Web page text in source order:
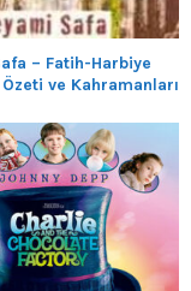
– Fatih-Harbiye
Özeti ve Kahramanları